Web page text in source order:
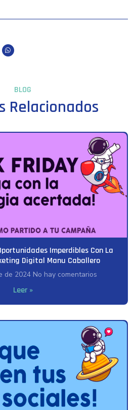
BLOG
Relacionados
Imperdibles Con La
Digital Manu Caballero
de 2024 No hay comentarios
Leer »